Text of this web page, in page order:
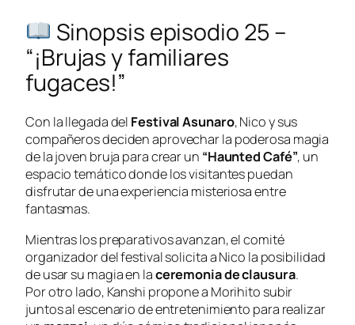
Sinopsis episodio 25 –
“¡Brujas y familiares
fugaces!”
Con la llegada del Festival Asunaro, Nico y sus
compañeros deciden aprovechar la poderosa magia
de la joven bruja para crear un “Haunted Café”, un
espacio temático donde los visitantes puedan
disfrutar de una experiencia misteriosa entre
fantasmas.
Mientras los preparativos avanzan, el comité
organizador del festival solicita a Nico la posibilidad
de usar su magia en laceremonia de clausura.
Por otro lado, Kanshi propone a Morihito subir
juntos al escenario de entretenimiento para realizar